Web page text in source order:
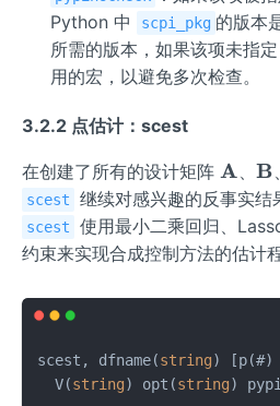
Python 中
scpi_pkg 的版本
所需的版本，如果该项未指
用的宏，以避免多次检查。
3.2.2 点估计：scest
在创建了所有的设计矩阵 \m
ath
{A}
A、 \m
bf
B、
scest 继续对感兴趣的反事实结
scest
使用最小二乘回归、
约束来实现合成控制方法的估计程
scest, dfname(string) [p(#)
  V(
string) opt(string)